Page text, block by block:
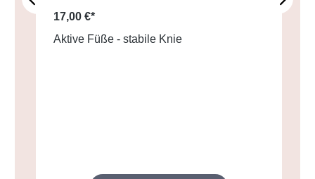
17,00 €*
Aktive Füße - stabile Knie